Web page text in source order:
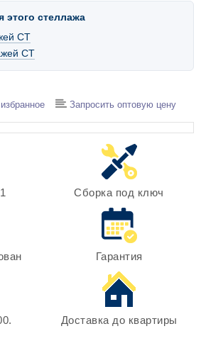
этого стеллажа
СТ
СТ
Запросить оптовую цену
Сборка под ключ
Гарантия
Доставка до квартиры